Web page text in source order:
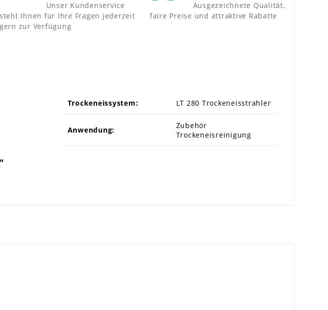
Unser Kundenservice
steht Ihnen für Ihre Fragen jederzeit
gern zur Verfügung
Ausgezeichnete Qualität,
faire Preise und attraktive Rabatte
Trockeneissystem: LT 280 Trockeneisstrahler
Anwendung:
Zubehör
Trockeneisreinigung